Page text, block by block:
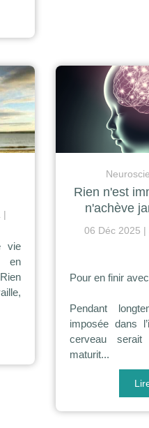
vie
en
Rien n'est
n'achève
06 Déc 2025
Pour en finir
Pendant
imposée dans
cerveau
maturit...